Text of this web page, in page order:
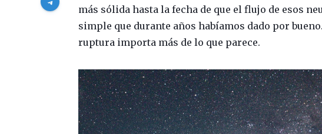
más sólida hasta la fecha de que el flujo de esos
simple que durante años habíamos dado por
ruptura importa más de lo que parece.